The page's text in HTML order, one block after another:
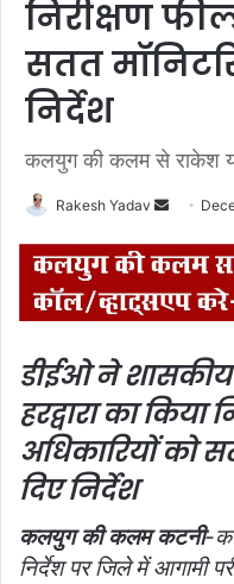
निरीक्षण
सतत
निर्देश
कलयुग की कलम से राकेश
Rakesh Yadav
n
d
a
e
m
i
डीईओ ने
हरद्वारा का किया
अधिकारियों को
दिए निर्देश
कलयुग की कलम कटनी-
निर्देश पर जिले में आगामी